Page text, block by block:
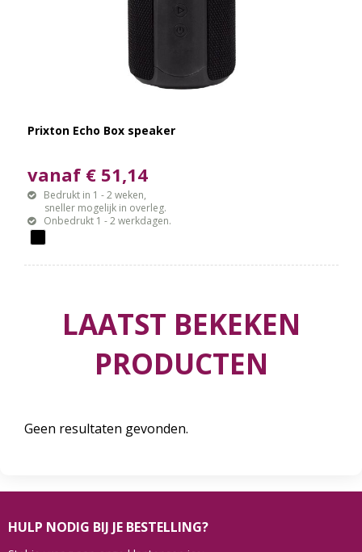
Prixton Echo Box speaker
vanaf € 51,14
Bedrukt in 1 - 2 weken,
sneller mogelijk in overleg.
Onbedrukt 1 - 2 werkdagen.
LAATST BEKEKEN
PRODUCTEN
Geen resultaten gevonden.
HULP NODIG BIJ JE BESTELLING?